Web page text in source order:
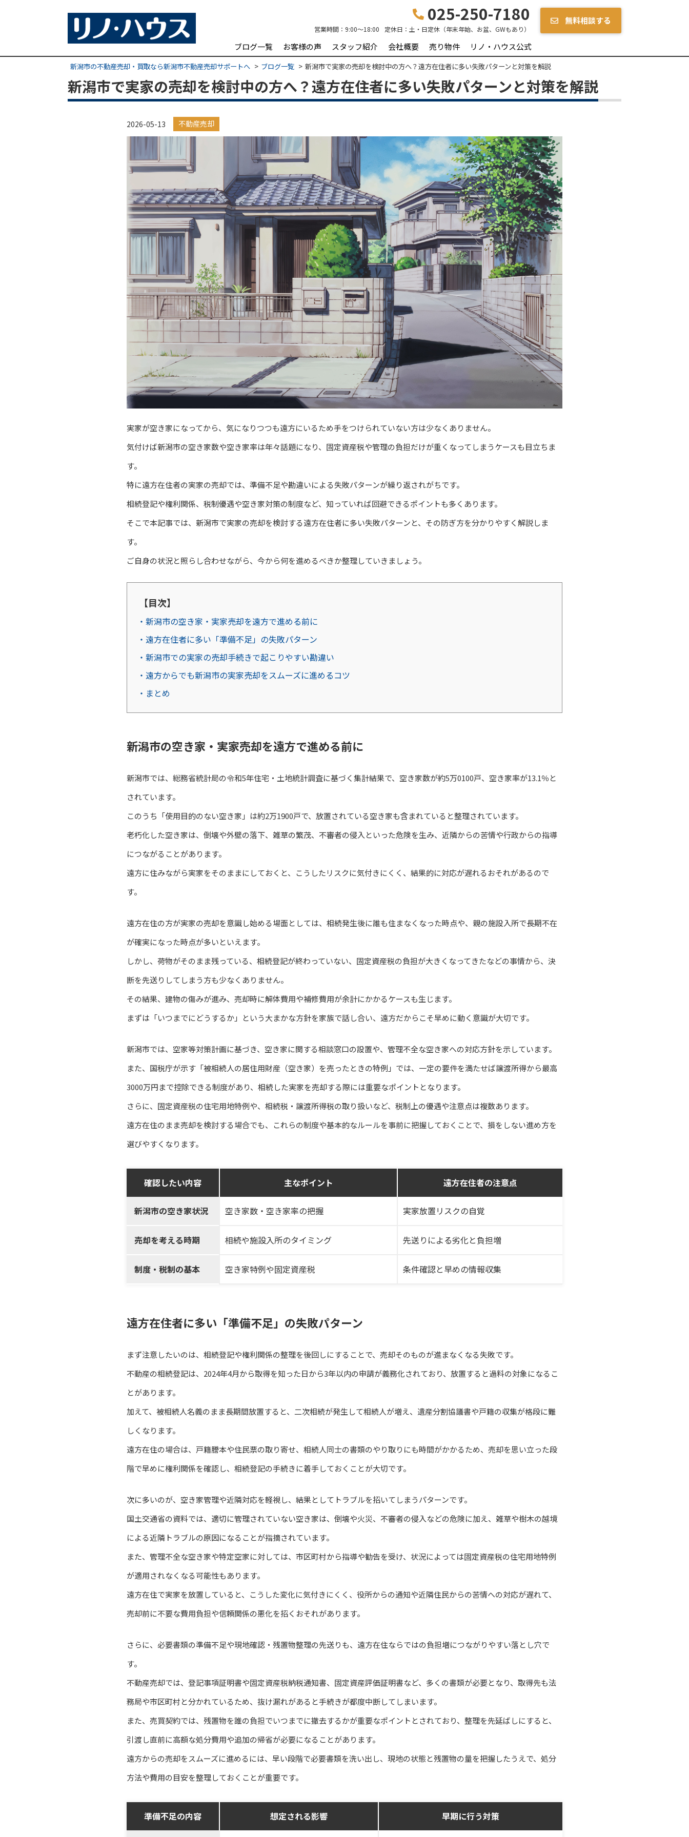
025-250-7180
営業時間： 9:00～18:00 定休日： 土・日定休（年末年始、お盆、GWもあり）
無料相談する
ブログ一覧 お客様の声 スタッフ紹介 会社概要 売り物件 リノ・ハウス公式
新潟市の不動産売却・買取なら新潟市不動産売却サポートへ ブログ一覧 新潟市で実家の売却を検討中の方へ？遠方在住者に多い失敗パターンと対策を解説
新潟市で実家の売却を検討中の方へ？遠方在住者に多い失敗パターンと対策を解説
2026-05-13 不動産売却
実家が空き家になってから、気になりつつも遠方にいるため手をつけられていない方は少なくありません。
気付けば新潟市の空き家数や空き家率は年々話題になり、固定資産税や管理の負担だけが重くなってしまうケースも目立ちま
す。
特に遠方在住者の実家の売却では、準備不足や勘違いによる失敗パターンが繰り返されがちです。
相続登記や権利関係、税制優遇や空き家対策の制度など、知っていれば回避できるポイントも多くあります。
そこで本記事では、新潟市で実家の売却を検討する遠方在住者に多い失敗パターンと、その防ぎ方を分かりやすく解説しま
す。
ご自身の状況と照らし合わせながら、今から何を進めるべきか整理していきましょう。
【目次】
・新潟市の空き家・実家売却を遠方で進める前に
・遠方在住者に多い「準備不足」の失敗パターン
・新潟市での実家の売却手続きで起こりやすい勘違い
・遠方からでも新潟市の実家売却をスムーズに進めるコツ
・まとめ
新潟市の空き家・実家売却を遠方で進める前に
新潟市では、総務省統計局の令和5年住宅・土地統計調査に基づく集計結果で、空き家数が約5万0100戸、空き家率が13.1％と
されています。
このうち「使用目的のない空き家」は約2万1900戸で、放置されている空き家も含まれていると整理されています。
老朽化した空き家は、倒壊や外壁の落下、雑草の繁茂、不審者の侵入といった危険を生み、近隣からの苦情や行政からの指導
につながることがあります。
遠方に住みながら実家をそのままにしておくと、こうしたリスクに気付きにくく、結果的に対応が遅れるおそれがあるので
す。
遠方在住の方が実家の売却を意識し始める場面としては、相続発生後に誰も住まなくなった時点や、親の施設入所で長期不在
が確実になった時点が多いといえます。
しかし、荷物がそのまま残っている、相続登記が終わっていない、固定資産税の負担が大きくなってきたなどの事情から、決
断を先送りしてしまう方も少なくありません。
その結果、建物の傷みが進み、売却時に解体費用や補修費用が余計にかかるケースも生じます。
まずは「いつまでにどうするか」という大まかな方針を家族で話し合い、遠方だからこそ早めに動く意識が大切です。
新潟市では、空家等対策計画に基づき、空き家に関する相談窓口の設置や、管理不全な空き家への対応方針を示しています。
また、国税庁が示す「被相続人の居住用財産（空き家）を売ったときの特例」では、一定の要件を満たせば譲渡所得から最高
3000万円まで控除できる制度があり、相続した実家を売却する際には重要なポイントとなります。
さらに、固定資産税の住宅用地特例や、相続税・譲渡所得税の取り扱いなど、税制上の優遇や注意点は複数あります。
遠方在住のまま売却を検討する場合でも、これらの制度や基本的なルールを事前に把握しておくことで、損をしない進め方を
選びやすくなります。
確認したい内容 主なポイント 遠方在住者の注意点
新潟市の空き家状況 空き家数・空き家率の把握 実家放置リスクの自覚
売却を考える時期 相続や施設入所のタイミング 先送りによる劣化と負担増
制度・税制の基本 空き家特例や固定資産税 条件確認と早めの情報収集
遠方在住者に多い「準備不足」の失敗パターン
まず注意したいのは、相続登記や権利関係の整理を後回しにすることで、売却そのものが進まなくなる失敗です。
不動産の相続登記は、2024年4月から取得を知った日から3年以内の申請が義務化されており、放置すると過料の対象になるこ
とがあります。
加えて、被相続人名義のまま長期間放置すると、二次相続が発生して相続人が増え、遺産分割協議書や戸籍の収集が格段に難
しくなります。
遠方在住の場合は、戸籍謄本や住民票の取り寄せ、相続人同士の書類のやり取りにも時間がかかるため、売却を思い立った段
階で早めに権利関係を確認し、相続登記の手続きに着手しておくことが大切です。
次に多いのが、空き家管理や近隣対応を軽視し、結果としてトラブルを招いてしまうパターンです。
国土交通省の資料では、適切に管理されていない空き家は、倒壊や火災、不審者の侵入などの危険に加え、雑草や樹木の越境
による近隣トラブルの原因になることが指摘されています。
また、管理不全な空き家や特定空家に対しては、市区町村から指導や勧告を受け、状況によっては固定資産税の住宅用地特例
が適用されなくなる可能性もあります。
遠方在住で実家を放置していると、こうした変化に気付きにくく、役所からの通知や近隣住民からの苦情への対応が遅れて、
売却前に不要な費用負担や信頼関係の悪化を招くおそれがあります。
さらに、必要書類の準備不足や現地確認・残置物整理の先送りも、遠方在住ならではの負担増につながりやすい落とし穴で
す。
不動産売却では、登記事項証明書や固定資産税納税通知書、固定資産評価証明書など、多くの書類が必要となり、取得先も法
務局や市区町村と分かれているため、抜け漏れがあると手続きが都度中断してしまいます。
また、売買契約では、残置物を誰の負担でいつまでに撤去するかが重要なポイントとされており、整理を先延ばしにすると、
引渡し直前に高額な処分費用や追加の帰省が必要になることがあります。
遠方からの売却をスムーズに進めるには、早い段階で必要書類を洗い出し、現地の状態と残置物の量を把握したうえで、処分
方法や費用の目安を整理しておくことが重要です。
準備不足の内容 想定される影響 早期に行う対策